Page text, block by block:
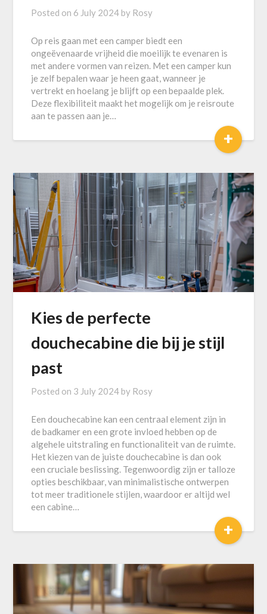
Posted on 6 July 2024 by Rosy
Op reis gaan met een camper biedt een
ongeëvenaarde vrijheid die moeilijk te evenaren is
met andere vormen van reizen. Met een camper kun
je zelf bepalen waar je heen gaat, wanneer je
vertrekt en hoelang je blijft op een bepaalde plek.
Deze flexibiliteit maakt het mogelijk om je reisroute
aan te passen aan je…
+
Kies de perfecte
douchecabine die bij je stijl
past
Posted on 3 July 2024 by Rosy
Een douchecabine kan een centraal element zijn in
de badkamer en een grote invloed hebben op de
algehele uitstraling en functionaliteit van de ruimte.
Het kiezen van de juiste douchecabine is dan ook
een cruciale beslissing. Tegenwoordig zijn er talloze
opties beschikbaar, van minimalistische ontwerpen
tot meer traditionele stijlen, waardoor er altijd wel
een cabine…
+